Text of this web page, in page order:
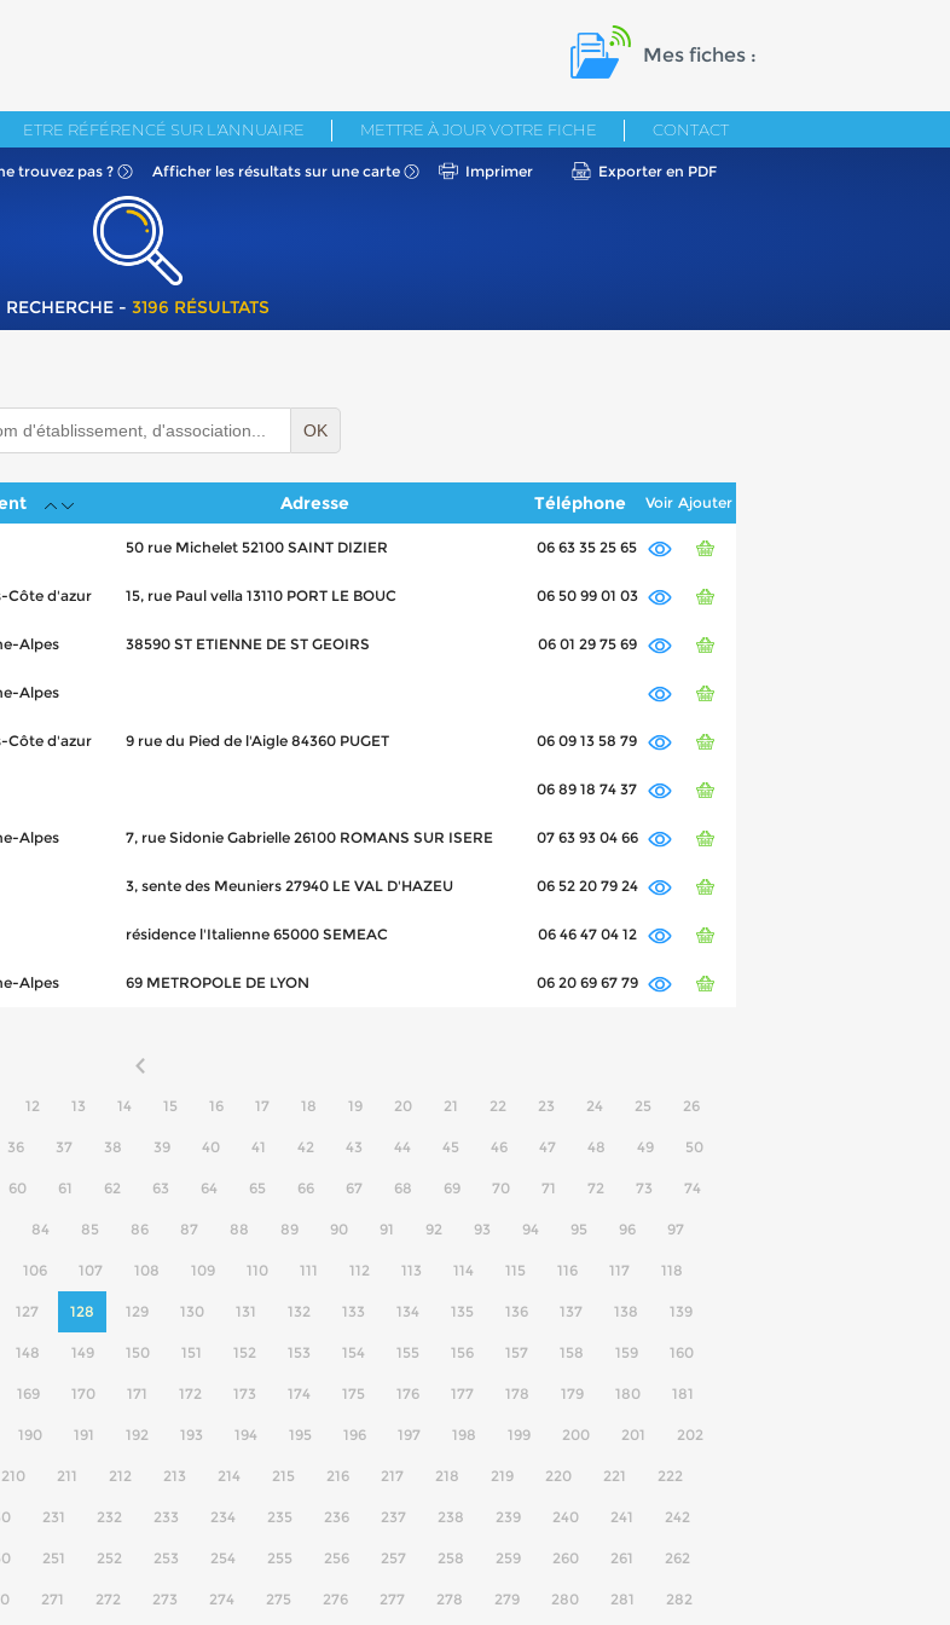
Mes fiches :
ETRE RÉFÉRENCÉ SUR L'ANNUAIRE METTRE À JOUR VOTRE FICHE CONTACT
trouvez pas ? Afficher les résultats sur une carte Imprimer Exporter en PDF
RECHERCHE - 3196 RÉSULTATS
OK
Adresse Téléphone Voir Ajouter
50 rue Michelet 52100 SAINT DIZIER 06 63 35 25 65
Côte d'azur 15, rue Paul vella 13110 PORT LE BOUC 06 50 99 01 03
Alpes 38590 ST ETIENNE DE ST GEOIRS 06 01 29 75 69
Alpes
Côte d'azur 9 rue du Pied de l'Aigle 84360 PUGET 06 09 13 58 79
06 89 18 74 37
Alpes 7, rue Sidonie Gabrielle 26100 ROMANS SUR ISERE 07 63 93 04 66
3, sente des Meuniers 27940 LE VAL D'HAZEU 06 52 20 79 24
résidence l'Italienne 65000 SEMEAC 06 46 47 04 12
Alpes 69 METROPOLE DE LYON 06 20 69 67 79
12 13 14 15 16 17 18 19 20 21 22 23 24 25 26
36 37 38 39 40 41 42 43 44 45 46 47 48 49 50
60 61 62 63 64 65 66 67 68 69 70 71 72 73 74
84 85 86 87 88 89 90 91 92 93 94 95 96 97
106 107 108 109 110 111 112 113 114 115 116 117 118
127 128 129 130 131 132 133 134 135 136 137 138 139
148 149 150 151 152 153 154 155 156 157 158 159 160
169 170 171 172 173 174 175 176 177 178 179 180 181
190 191 192 193 194 195 196 197 198 199 200 201 202
210 211 212 213 214 215 216 217 218 219 220 221 222
231 232 233 234 235 236 237 238 239 240 241 242
251 252 253 254 255 256 257 258 259 260 261 262
271 272 273 274 275 276 277 278 279 280 281 282